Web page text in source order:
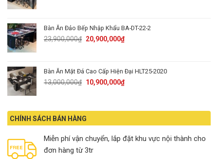
20,900,000₫.
Bàn Ăn Đảo Bếp Nhập Khẩu BA-DT-22-2
23,900,000₫ Original
23,900,000₫.
20,900,000₫Current
Bàn Ăn Mặt Đá Cao Cấp Hiện Đại HLT25-2020
13,000,000₫ Original
13,000,000₫.
10,900,000₫Current
10,900,000₫.
CHÍNH SÁCH BÁN HÀNG
Miễn phí vận chuyển, lắp đặt khu vực nội thành cho
đơn hàng từ 3tr